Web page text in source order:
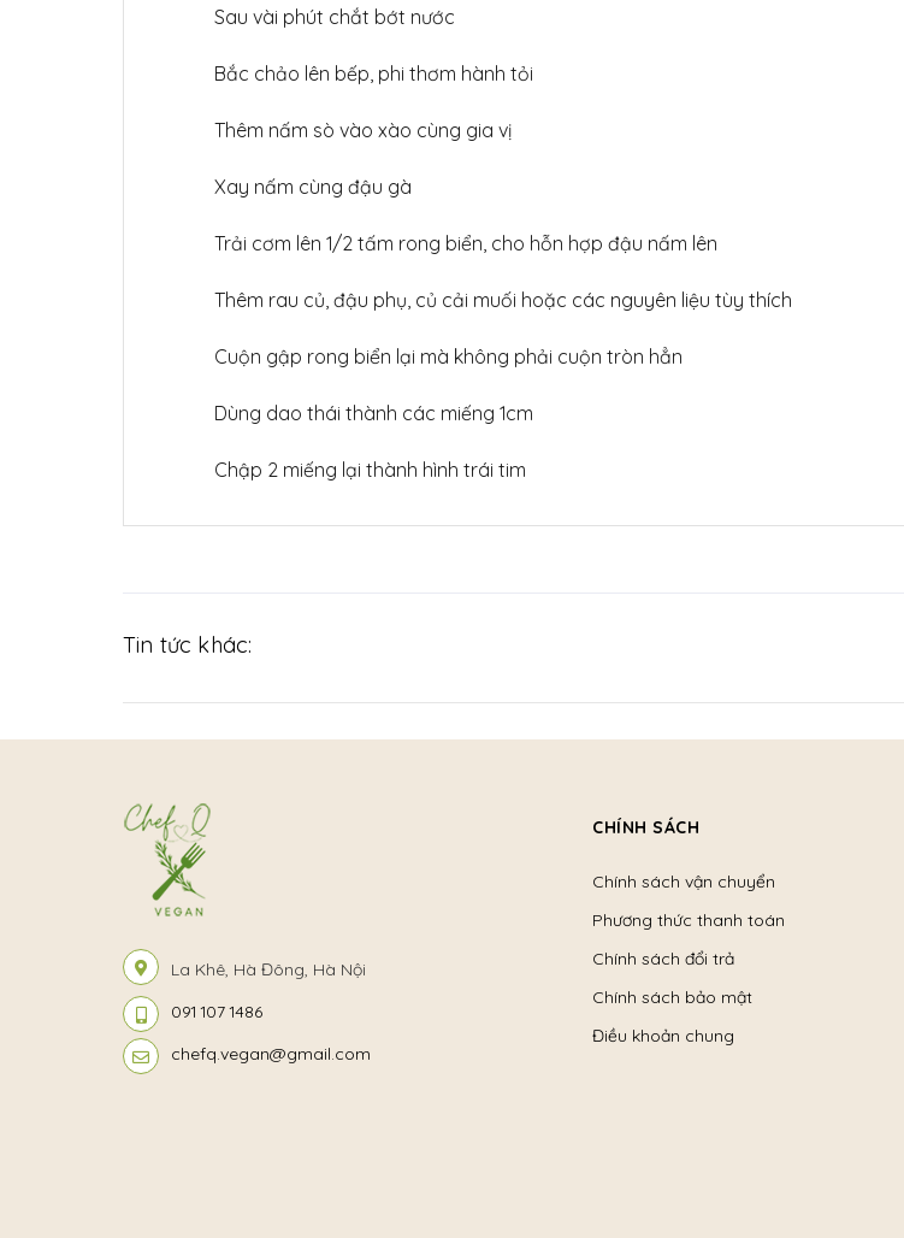
Sau vài phút chắt bớt nước
Bắc chảo lên bếp, phi thơm hành tỏi
Thêm nấm sò vào xào cùng gia vị
Xay nấm cùng đậu gà
Trải cơm lên 1/2 tấm rong biển, cho hỗn hợp đậu nấm lên
Thêm rau củ, đậu phụ, củ cải muối hoặc các nguyên liệu tùy thích
Cuộn gập rong biển lại mà không phải cuộn tròn hẳn
Dùng dao thái thành các miếng 1cm
Chập 2 miếng lại thành hình trái tim
Tin tức khác:
La Khê, Hà Đông, Hà Nội
091 107 1486
chefq.vegan@gmail.com
CHÍNH SÁCH
Chính sách vận chuyển
Phương thức thanh toán
Chính sách đổi trả
Chính sách bảo mật
Điều khoản chung